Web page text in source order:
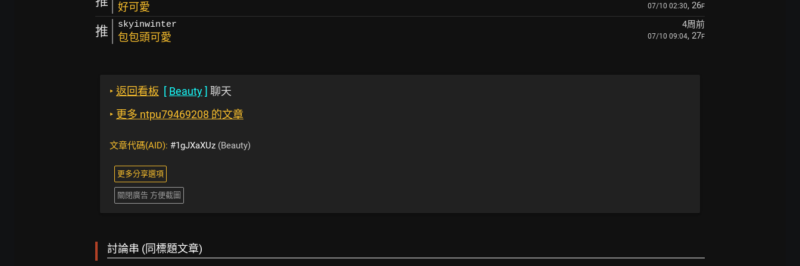
好可愛 07/10 02:30, 26F
推 skyinwinter 4周前
包包頭可愛 07/10 09:04, 27F
‣ 返回看板 [ Beauty] 聊天
‣ 更多 ntpu79469208 的文章
文章代碼(AID): #1gJXaXUz (Beauty)
更多分享選項
關閉廣告 方便截圖
討論串 (同標題文章)